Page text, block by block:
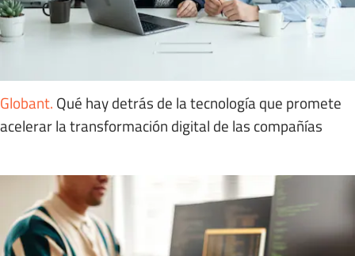
Globant. Qué hay detrás de la tecnología que promete
acelerar la transformación digital de las compañías